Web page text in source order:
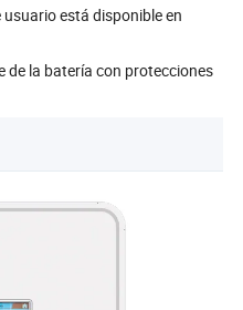
está disponible en
de la batería con protecciones